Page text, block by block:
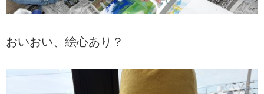
おいおい、絵心あり？